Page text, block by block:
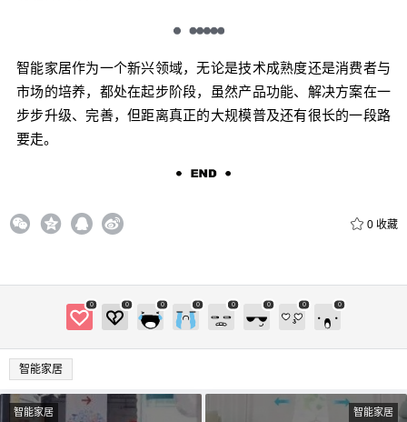
智能家居作为一个新兴领域，无论是技术成熟度还是消费者与
市场的培养，都处在起步阶段，虽然产品功能、解决方案在一
步步升级、完善，但距离真正的大规模普及还有很长的一段路
要走。
0 收藏
0 0 0 0 0 0 0 0
智能家居
智能家居 智能家居